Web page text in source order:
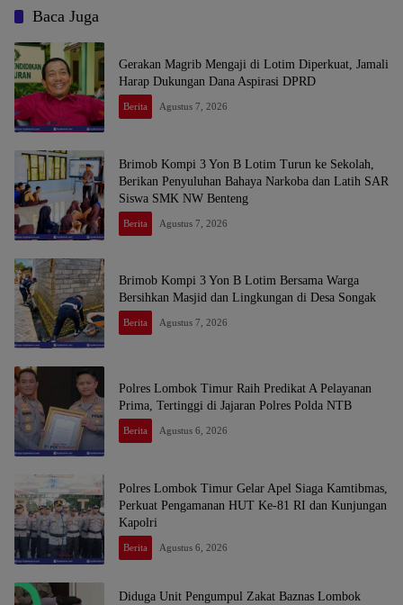
Baca Juga
Gerakan Magrib Mengaji di Lotim Diperkuat, Jamali
Harap Dukungan Dana Aspirasi DPRD
Berita Agustus 7, 2026
Brimob Kompi 3 Yon B Lotim Turun ke Sekolah,
Berikan Penyuluhan Bahaya Narkoba dan Latih SAR
Siswa SMK NW Benteng
Berita Agustus 7, 2026
Brimob Kompi 3 Yon B Lotim Bersama Warga
Bersihkan Masjid dan Lingkungan di Desa Songak
Berita Agustus 7, 2026
Polres Lombok Timur Raih Predikat A Pelayanan
Prima, Tertinggi di Jajaran Polres Polda NTB
Berita Agustus 6, 2026
Polres Lombok Timur Gelar Apel Siaga Kamtibmas,
Perkuat Pengamanan HUT Ke-81 RI dan Kunjungan
Kapolri
Berita Agustus 6, 2026
Diduga Unit Pengumpul Zakat Baznas Lombok